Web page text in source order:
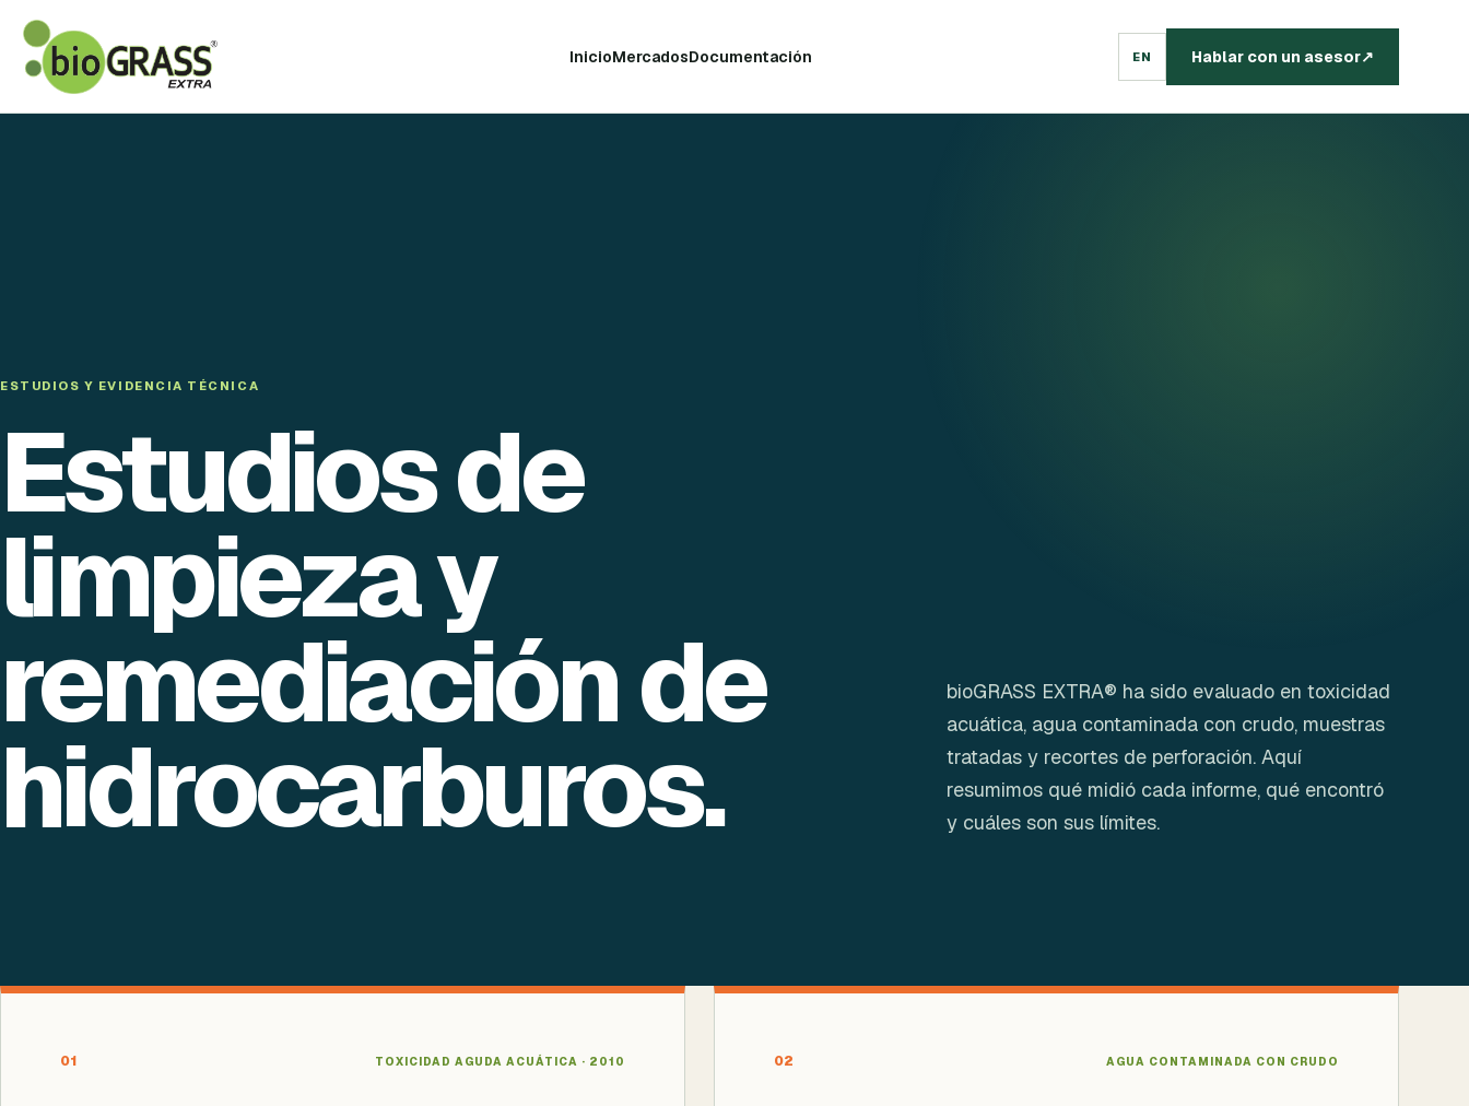
InicioMercadosDocumentación EN Hablar con un asesor↗
ESTUDIOS Y EVIDENCIA TÉCNICA
Estudios de
limpieza y
remediación de
hidrocarburos.
bioGRASS EXTRA® ha sido evaluado en toxicidad
acuática, agua contaminada con crudo, muestras
tratadas y recortes de perforación. Aquí
resumimos qué midió cada informe, qué encontró
y cuáles son sus límites.
01 TOXICIDAD AGUDA ACUÁTICA · 2010 02 AGUA CONTAMINADA CON CRUDO